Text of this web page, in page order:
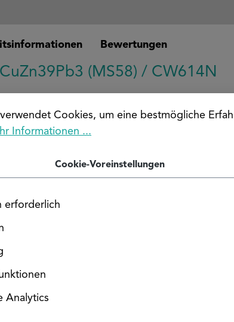
Bewertungen
(MS58) / CW614N
auch bekannt als CW614N, ist ein
besonders für Schrauben, Muttern und
SW 60 mm
entgratet. Die Oberfläche ist roh/blank,
dar.
Cookies, um eine bestmögliche
Informationen ...
Cookie-Voreinstellungen
erforderlich
Analytics